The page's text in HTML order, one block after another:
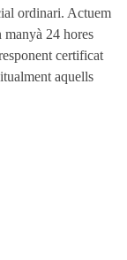
ordinari. Actuem
manyà 24 hores
certificat
aquells